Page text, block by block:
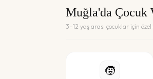
Muğla'da Çocuk
3–12 yaş arası çocuklar için
🧒